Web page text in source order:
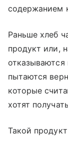
содержанием
Раньше хлеб
продукт или,
отказываются
пытаются
которые
хотят
Такой